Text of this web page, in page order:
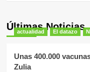
Últimas Noticias
actualidad El datazo
Unas 400.000
Zulia